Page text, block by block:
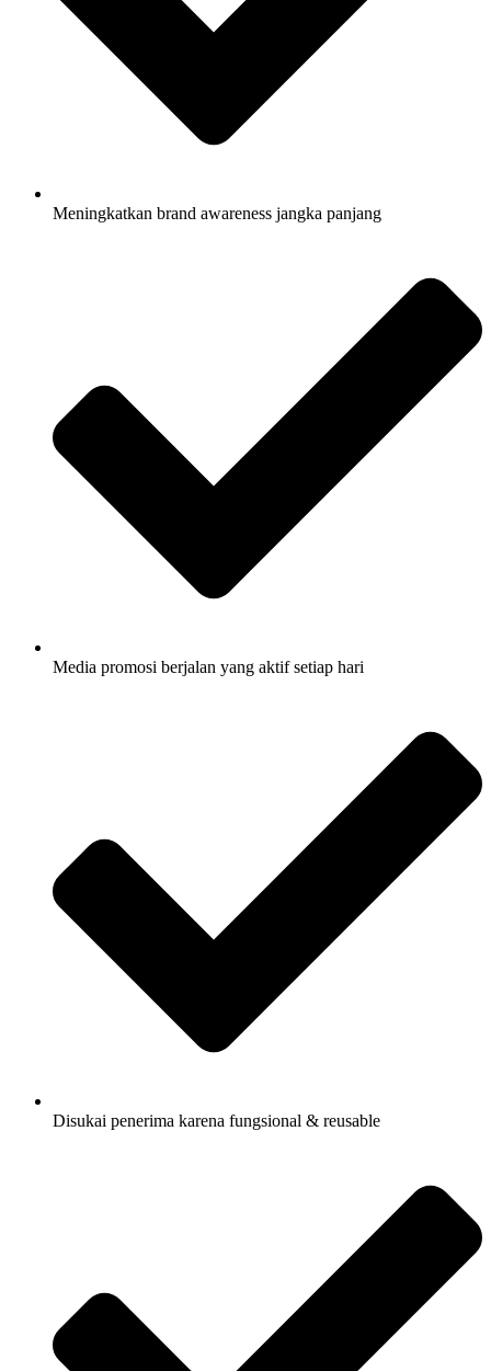
Meningkatkan brand awareness jangka panjang
Media promosi berjalan yang aktif setiap hari
Disukai penerima karena fungsional & reusable